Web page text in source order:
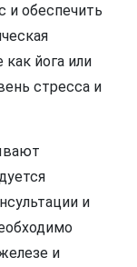
и обеспечить
как йога или
стресса и
и
и